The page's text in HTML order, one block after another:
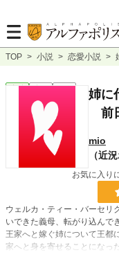
TOP > 小説 > 恋愛小説 >
恋愛 完結 長編
姉に
前
mio
（近
お気に入り
ウェルカ・ティー・バーセリ
いできた義母、転がり込んで
王家へと嫁ぐ姉について王都
家へと身を寄せることになっ